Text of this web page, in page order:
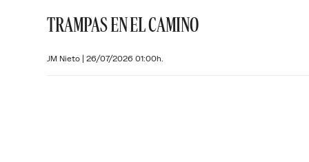
TRAMPAS EN EL CAMINO
JM Nieto | 26/07/2026 01:00h.